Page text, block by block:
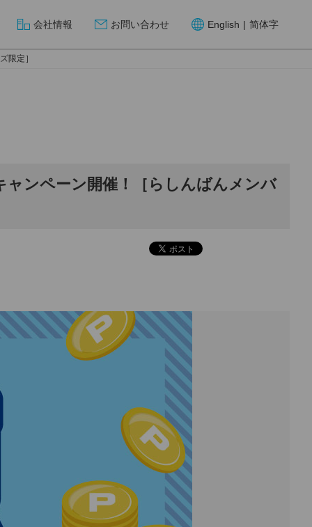
会社情報 お問い合わせ English | 简体字
限定］
ャンペーン開催！［らしんばんメンバ